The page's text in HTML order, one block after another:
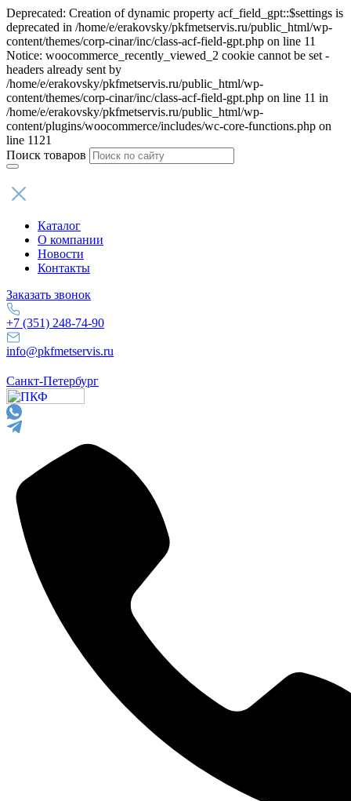
Deprecated: Creation of dynamic property acf_field_gpt::$settings is
deprecated in /home/e/erakovsky/pkfmetservis.ru/public_html/wp-
content/themes/corp-cinar/inc/class-acf-field-gpt.php on line 11
Notice: woocommerce_recently_viewed_2 cookie cannot be set -
headers already sent by
/home/e/erakovsky/pkfmetservis.ru/public_html/wp-
content/themes/corp-cinar/inc/class-acf-field-gpt.php on line 11 in
/home/e/erakovsky/pkfmetservis.ru/public_html/wp-
content/plugins/woocommerce/includes/wc-core-functions.php on
line 1121
Поиск товаров
Каталог
О компании
Новости
Контакты
Заказать звонок
+7 (351) 248-74-90
info@pkfmetservis.ru
Санкт-Петербург